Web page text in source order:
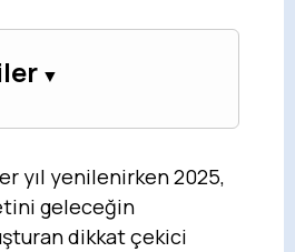
yıl yenilenirken 2025,
geleceğin
dikkat çekici